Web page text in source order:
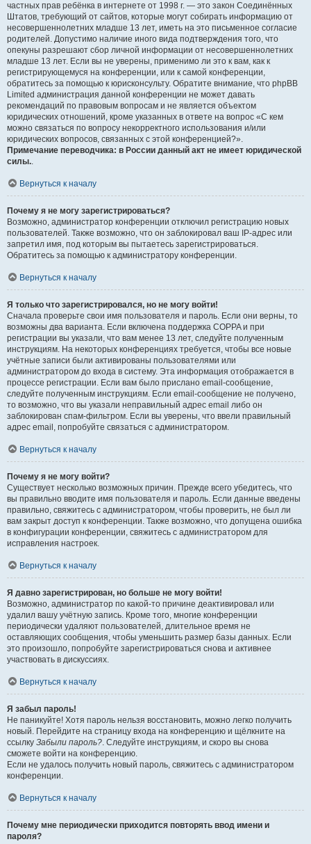
частных прав ребёнка в интернете от 1998 г. — это закон Соединённых
Штатов, требующий от сайтов, которые могут собирать информацию от
несовершеннолетних младше 13 лет, иметь на это письменное согласие
родителей. Допустимо наличие иного вида подтверждения того, что
опекуны разрешают сбор личной информации от несовершеннолетних
младше 13 лет. Если вы не уверены, применимо ли это к вам, как к
регистрирующемуся на конференции, или к самой конференции,
обратитесь за помощью к юрисконсульту. Обратите внимание, что phpBB
Limited администрация данной конференции не может давать
рекомендаций по правовым вопросам и не является объектом
юридических отношений, кроме указанных в ответе на вопрос «С кем
можно связаться по вопросу некорректного использования и/или
юридических вопросов, связанных с этой конференцией?».
Примечание переводчика: в России данный акт не имеет юридической
силы..
Вернуться к началу
Почему я не могу зарегистрироваться?
Возможно, администратор конференции отключил регистрацию новых
пользователей. Также возможно, что он заблокировал ваш IP-адрес или
запретил имя, под которым вы пытаетесь зарегистрироваться.
Обратитесь за помощью к администратору конференции.
Вернуться к началу
Я только что зарегистрировался, но не могу войти!
Сначала проверьте свои имя пользователя и пароль. Если они верны, то
возможны два варианта. Если включена поддержка COPPA и при
регистрации вы указали, что вам менее 13 лет, следуйте полученным
инструкциям. На некоторых конференциях требуется, чтобы все новые
учётные записи были активированы пользователями или
администратором до входа в систему. Эта информация отображается в
процессе регистрации. Если вам было прислано email-сообщение,
следуйте полученным инструкциям. Если email-сообщение не получено,
то возможно, что вы указали неправильный адрес email либо он
заблокирован спам-фильтром. Если вы уверены, что ввели правильный
адрес email, попробуйте связаться с администратором.
Вернуться к началу
Почему я не могу войти?
Существует несколько возможных причин. Прежде всего убедитесь, что
вы правильно вводите имя пользователя и пароль. Если данные введены
правильно, свяжитесь с администратором, чтобы проверить, не был ли
вам закрыт доступ к конференции. Также возможно, что допущена ошибка
в конфигурации конференции, свяжитесь с администратором для
исправления настроек.
Вернуться к началу
Я давно зарегистрирован, но больше не могу войти!
Возможно, администратор по какой-то причине деактивировал или
удалил вашу учётную запись. Кроме того, многие конференции
периодически удаляют пользователей, длительное время не
оставляющих сообщения, чтобы уменьшить размер базы данных. Если
это произошло, попробуйте зарегистрироваться снова и активнее
участвовать в дискуссиях.
Вернуться к началу
Я забыл пароль!
Не паникуйте! Хотя пароль нельзя восстановить, можно легко получить
новый. Перейдите на страницу входа на конференцию и щёлкните на
ссылку Забыли пароль?. Следуйте инструкциям, и скоро вы снова
сможете войти на конференцию.
Если не удалось получить новый пароль, свяжитесь с администратором
конференции.
Вернуться к началу
Почему мне периодически приходится повторять ввод имени и
пароля?